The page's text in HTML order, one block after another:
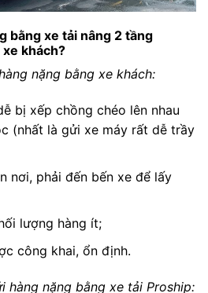
bằng xe tải nâng 2 tầng
khách?
nặng bằng xe khách:
bị xếp chồng chéo lên nhau
(nhất là gửi xe máy rất dễ trầy
nơi, phải đến bến xe để lấy
lượng hàng ít;
công khai, ổn định.
hàng nặng bằng xe tải Proship: